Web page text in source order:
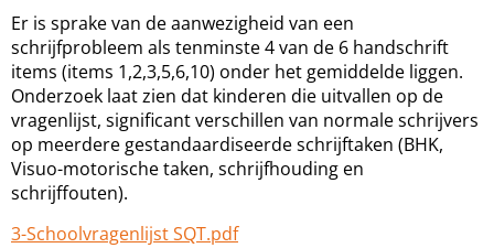
Er is sprake van de aanwezigheid van een
schrijfprobleem als tenminste 4 van de 6 handschrift
items (items 1,2,3,5,6,10) onder het gemiddelde liggen.
Onderzoek laat zien dat kinderen die uitvallen op de
vragenlijst, significant verschillen van normale schrijvers
op meerdere gestandaardiseerde schrijftaken (BHK,
Visuo-motorische taken, schrijfhouding en
schrijffouten).
3-Schoolvragenlijst SQT.pdf